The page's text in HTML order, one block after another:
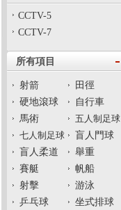
CCTV-5
CCTV-7
所有項目
射箭
田徑
硬地滾球
自行車
馬術
五人制足球
七人制足球
盲人門球
盲人柔道
舉重
賽艇
帆船
射擊
游泳
乒乓球
坐式排球